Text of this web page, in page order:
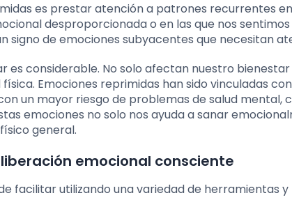
es prestar atención a patrones recurrentes
desproporcionada o en las que nos
signo de emociones subyacentes que necesitan
es considerable. No solo afectan nuestro
Emociones reprimidas han sido vinculadas
un mayor riesgo de problemas de salud mental,
emociones no solo nos ayuda a sanar
general.
emocional consciente
facilitar utilizando una variedad de herramientas